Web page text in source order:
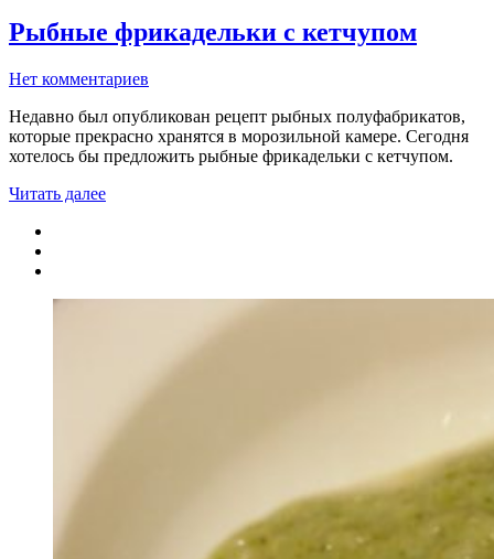
Рыбные фрикадельки с кетчупом
Нет комментариев
Недавно был опубликован рецепт рыбных полуфабрикатов,
которые прекрасно хранятся в морозильной камере. Сегодня
хотелось бы предложить рыбные фрикадельки с кетчупом.
Читать далее